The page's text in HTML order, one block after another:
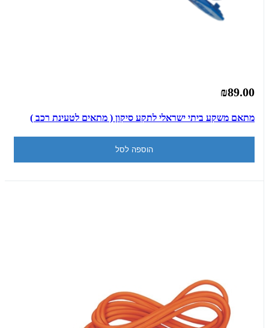
₪89.00
מתאם משקע ביתי ישראלי לתקע סיקון ( מתאים לטעינת רכב )
הוספה לסל